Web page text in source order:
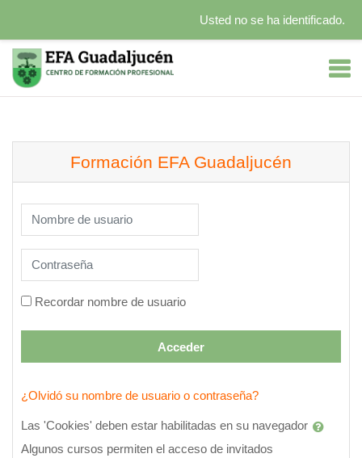
Usted no se ha identificado.
Formación EFA Guadaljucén
Recordar nombre de usuario
Acceder
¿Olvidó su nombre de usuario o contraseña?
Las 'Cookies' deben estar habilitadas en su navegador
Algunos cursos permiten el acceso de invitados